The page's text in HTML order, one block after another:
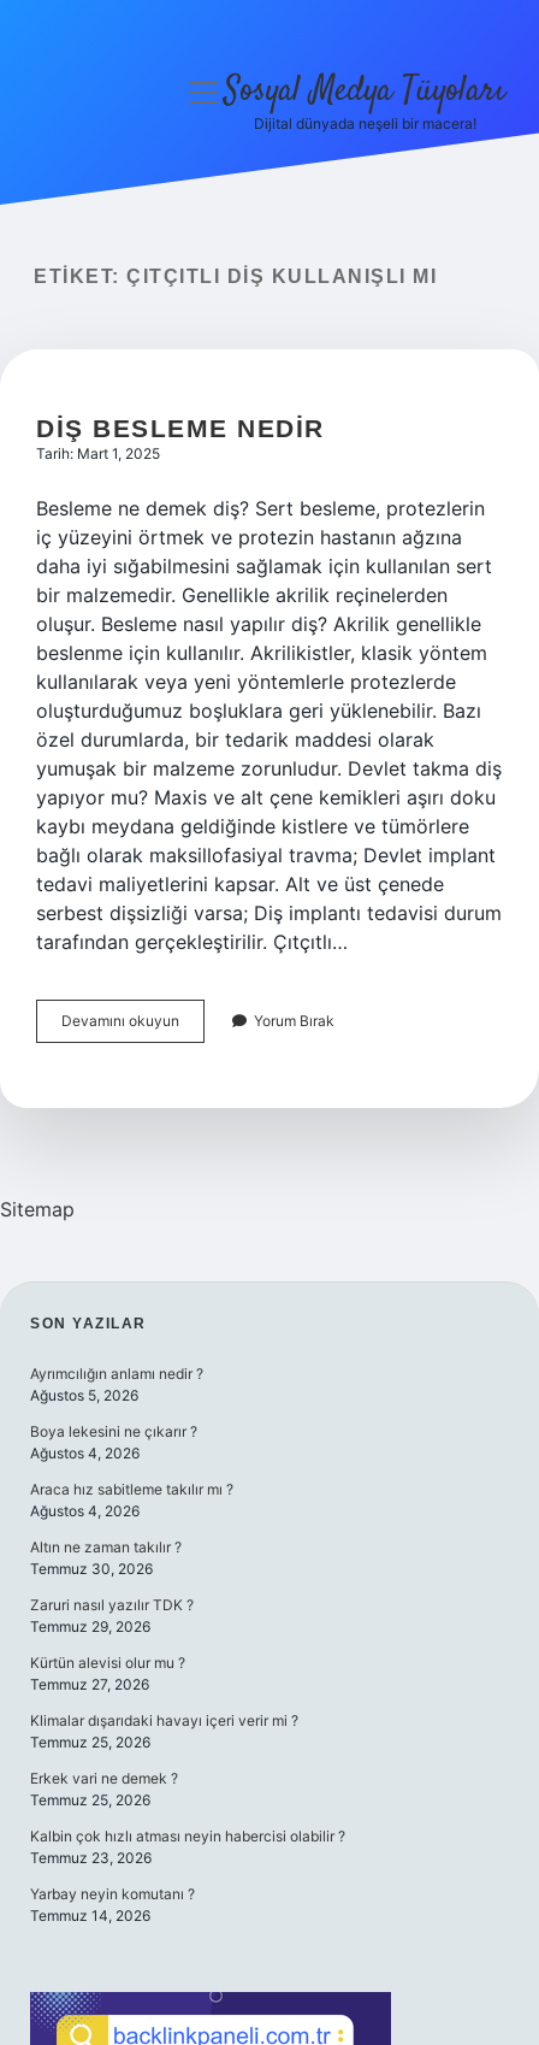
Yasal Uyarı
menüyüSosyal Medya Tüyoları
Dijital dünyada neşeli bir macera!
ETIKET: ÇITÇITLI DIŞ KULLANIŞLI MI
DIŞ BESLEME NEDIR
Tarih: Mart 1, 2025
Besleme ne demek diş? Sert besleme, protezlerin
iç yüzeyini örtmek ve protezin hastanın ağzına
daha iyi sığabilmesini sağlamak için kullanılan sert
bir malzemedir. Genellikle akrilik reçinelerden
oluşur. Besleme nasıl yapılır diş? Akrilik genellikle
beslenme için kullanılır. Akrilikistler, klasik yöntem
kullanılarak veya yeni yöntemlerle protezlerde
oluşturduğumuz boşluklara geri yüklenebilir. Bazı
özel durumlarda, bir tedarik maddesi olarak
yumuşak bir malzeme zorunludur. Devlet takma diş
yapıyor mu? Maxis ve alt çene kemikleri aşırı doku
kaybı meydana geldiğinde kistlere ve tümörlere
bağlı olarak maksillofasiyal travma; Devlet implant
tedavi maliyetlerini kapsar. Alt ve üst çenede
serbest dişsizliği varsa; Diş implantı tedavisi durum
tarafından gerçekleştirilir. Çıtçıtlı…
Devamını okuyun
Besleme
Yorum Bırak
Sitemap
SIDEBAR
SON YAZILAR
Ayrımcılığın anlamı nedir ?
Ağustos 5, 2026
Boya lekesini ne çıkarır ?
Ağustos 4, 2026
Araca hız sabitleme takılır mı ?
Ağustos 4, 2026
Altın ne zaman takılır ?
Temmuz 30, 2026
Zaruri nasıl yazılır TDK ?
Temmuz 29, 2026
Kürtün alevisi olur mu ?
Temmuz 27, 2026
Klimalar dışarıdaki havayı içeri verir mi ?
Temmuz 25, 2026
Erkek vari ne demek ?
Temmuz 25, 2026
Kalbin çok hızlı atması neyin habercisi olabilir ?
Temmuz 23, 2026
Yarbay neyin komutanı ?
Temmuz 14, 2026